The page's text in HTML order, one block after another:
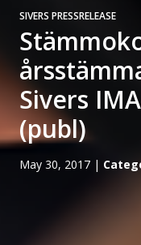
SIVERS PRESSRELEASE
Sivers
(publ)
May 30, 2017 |